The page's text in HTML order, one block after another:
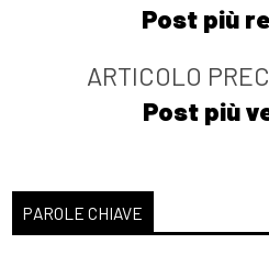
Post più
ARTICOLO
Post più
PAROLE CHIAVE